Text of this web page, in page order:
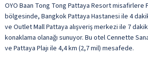
OYO Baan Tong Tong Pattaya Resort misafirlere
bölgesinde, Bangkok Pattaya Hastanesi ile 4
ve Outlet Mall Pattaya alışveriş merkezi ile 7
konaklama olanağı sunuyor. Bu otel Cennette
ve Pattaya Plajı ile 4,4 km (2,7 mil) mesafede.